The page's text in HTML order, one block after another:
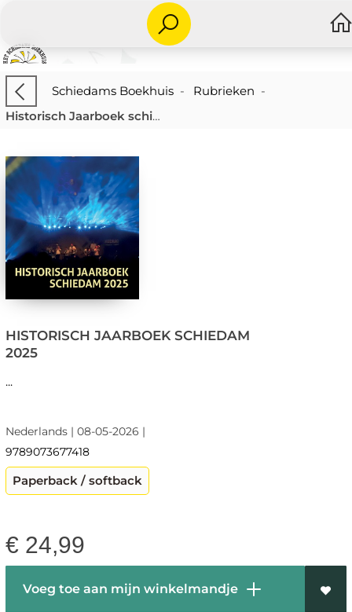
Schiedams Boekhuis- Rubrieken -
Historisch Jaarboek schiedam 2025
HISTORISCH JAARBOEK SCHIEDAM
2025
...
Nederlands | 08-05-2026 |
9789073677418
Paperback / softback
€ 24,99
Voeg toe aan mijn winkelmandje